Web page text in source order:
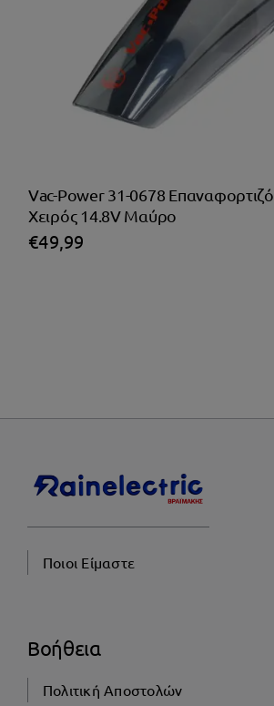
Vac-Power 31-0678
Χειρός 14.8V Μαύρο
€49,99
Ποιοι Είμαστε
Βοήθεια
Πολιτική Αποστολών